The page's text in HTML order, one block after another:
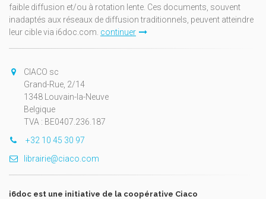
faible diffusion et/ou à rotation lente. Ces documents, souvent
inadaptés aux réseaux de diffusion traditionnels, peuvent atteindre
leur cible via i6doc.com. continuer
CIACO sc
Grand-Rue, 2/14
1348 Louvain-la-Neuve
Belgique
TVA : BE0407.236.187
+32 10 45 30 97
librairie@ciaco.com
i6doc est une initiative de la coopérative Ciaco